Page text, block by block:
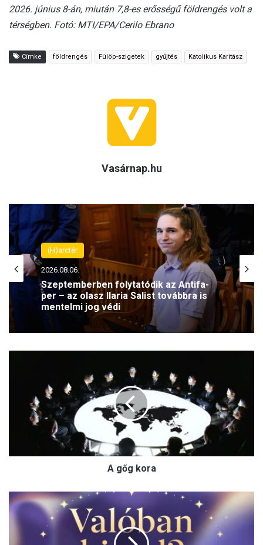
2026. június 8-án, miután 7,8-es erősségű földrengés volt a
térségben. Fotó: MTI/EPA/Cerilo Ebrano
Címke földrengés Fülöp-szigetek gyűjtés Katolikus Karitász
Vasárnap.hu
(H)arctér
2026.08.06.
Szeptemberben folytatódik az Antifa-
per – az olasz Ilaria Salist továbbra is
mentelmi jog védi
A gőg kora
V
a